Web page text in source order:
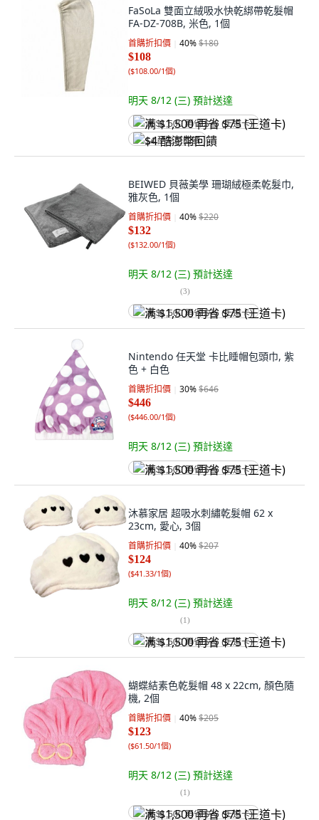
FaSoLa 雙面立絨吸水快乾綁帶乾髮帽
FA-DZ-708B, 米色, 1個
首購折扣價 40%$180
$108
($108.00/1個)
明天 8/12 (三) 預計送達
满 $1,500 再省 $75 (王道卡)
$4 酷澎幣回饋
BEIWED 貝薇美學 珊瑚絨極柔乾髮巾,
雅灰色, 1個
首購折扣價 40%$220
$132
($132.00/1個)
明天 8/12 (三) 預計送達
(3)
满 $1,500 再省 $75 (王道卡)
Nintendo 任天堂 卡比睡帽包頭巾, 紫
色 + 白色
首購折扣價 30%$646
$446
($446.00/1個)
明天 8/12 (三) 預計送達
满 $1,500 再省 $75 (王道卡)
沐慕家居 超吸水刺繡乾髮帽 62 x
23cm, 愛心, 3個
首購折扣價 40%$207
$124
($41.33/1個)
明天 8/12 (三) 預計送達
(1)
满 $1,500 再省 $75 (王道卡)
蝴蝶結素色乾髮帽 48 x 22cm, 顏色隨
機, 2個
首購折扣價 40%$205
$123
($61.50/1個)
明天 8/12 (三) 預計送達
(1)
满 $1,500 再省 $75 (王道卡)